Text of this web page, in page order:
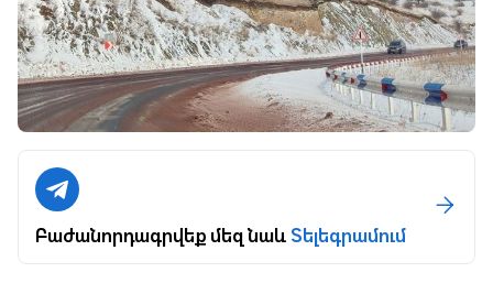
Բաժանորդագրվեք մեզ նաևՏելեգրամում